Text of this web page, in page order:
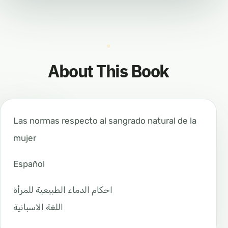
About This Book
Las normas respecto al sangrado natural de la
mujer
Español
احكام الدماء الطبيعية للمرأة
اللغة الاسبانية